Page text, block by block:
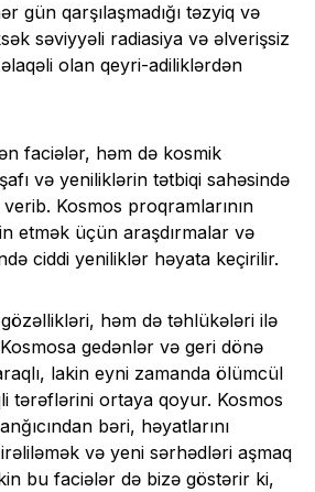
gün qarşılaşmadığı təzyiq və
səviyyəli radiasiya və əlverişsiz
olan qeyri-adiliklərdən
faciələr, həm də kosmik
və yeniliklərin tətbiqi sahəsində
Kosmos proqramlarının
etmək üçün araşdırmalar və
ciddi yeniliklər həyata keçirilir.
həm də təhlükələri ilə
gedənlər və geri dönə
lakin eyni zamanda ölümcül
tərəflərini ortaya qoyur. Kosmos
bəri, həyatlarını
və yeni sərhədləri aşmaq
bu faciələr də bizə göstərir ki,